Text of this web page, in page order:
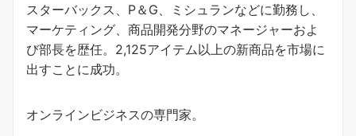
スターバックス、P＆G、ミシュランなどに勤務し、
マーケティング、商品開発分野のマネージャーおよ
び部長を歴任。2,125アイテム以上の新商品を市場に
出すことに成功。
オンラインビジネスの専門家。